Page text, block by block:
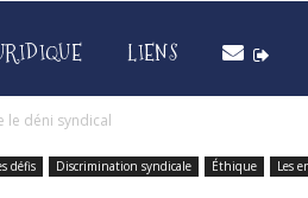
LIENS
le déni syndical
défis Discrimination syndicale Éthique Les